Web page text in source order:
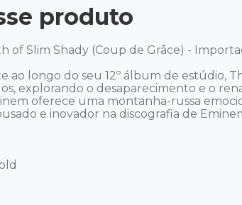
produto
of Slim Shady (Coup de Grâce) -
ao longo do seu 12º álbum de estúdio,
explorando o desaparecimento e o
oferece uma montanha-russa
e inovador na discografia de